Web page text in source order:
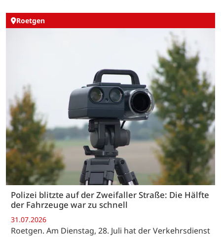
Roetgen
Polizei blitzte auf der Zweifaller Straße: Die Hälfte
der Fahrzeuge war zu schnell
31.07.2026
Roetgen. Am Dienstag, 28. Juli hat der Verkehrsdienst